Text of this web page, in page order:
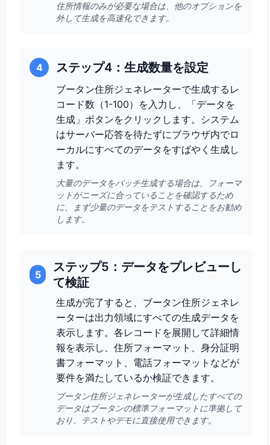
住所情報のみが必要な場合は、他のオプションを
外して生成を高速化できます。
4 ステップ4：生成数量を設定
ブータン住所ジェネレーターで生成するレ
コード数（1-100）を入力し、「データを
生成」ボタンをクリックします。システム
はサーバー応答を待たずにブラウザ内でロ
ーカルにすべてのデータをすばやく生成し
ます。
大量のデータをバッチ生成する場合は、フォーマ
ットがニーズに合っていることを確認するため
に、まず少量のデータをテストすることをお勧め
します。
5
ステップ5：データをプレビューし
て検証
生成が完了すると、ブータン住所ジェネレ
ーターは出力領域にすべての生成データを
表示します。各レコードを展開して詳細情
報を表示し、住所フォーマット、身分証明
書フォーマット、電話フォーマットなどが
要件を満たしているか検証できます。
ブータン住所ジェネレーターが生成したすべての
データはブータンの標準フォーマットに準拠して
おり、テストやデモに直接使用できます。